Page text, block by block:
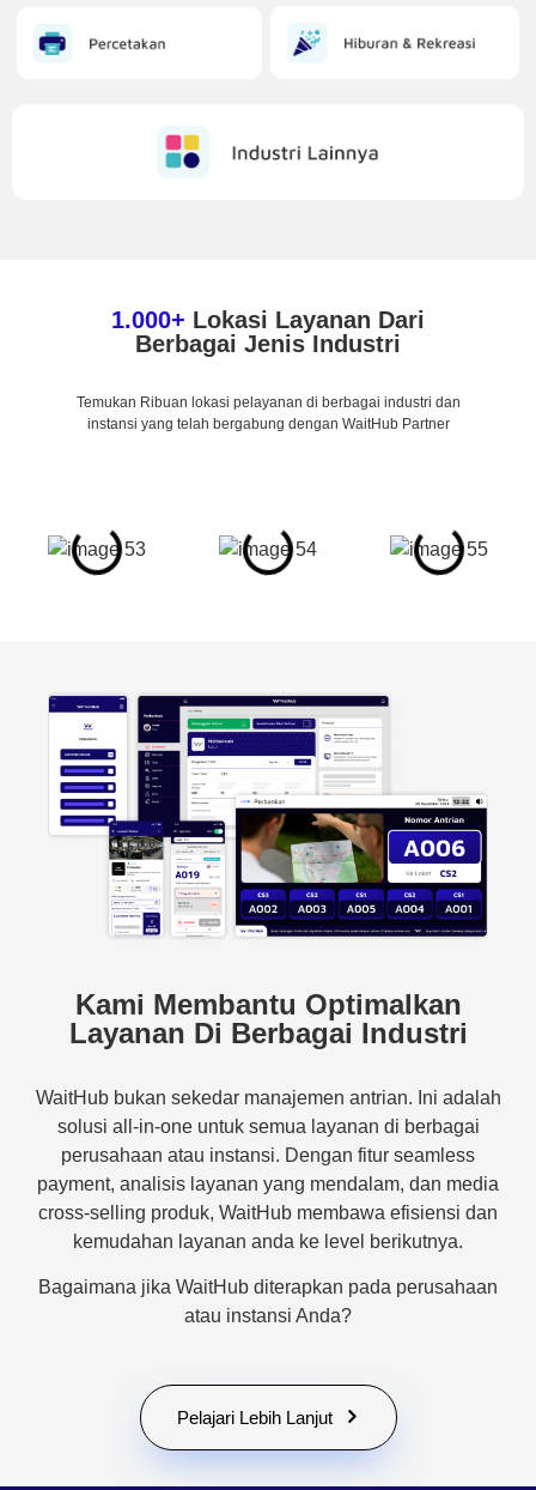
1.000+ Lokasi Layanan Dari
Berbagai Jenis Industri
Temukan Ribuan lokasi pelayanan di berbagai industri dan
instansi yang telah bergabung dengan WaitHub Partner
Kami Membantu Optimalkan
Layanan Di Berbagai Industri
WaitHub bukan sekedar manajemen antrian. Ini adalah
solusi all-in-one untuk semua layanan di berbagai
perusahaan atau instansi. Dengan fitur seamless
payment, analisis layanan yang mendalam, dan media
cross-selling produk, WaitHub membawa efisiensi dan
kemudahan layanan anda ke level berikutnya.
Bagaimana jika WaitHub diterapkan pada perusahaan
atau instansi Anda?
Pelajari Lebih Lanjut